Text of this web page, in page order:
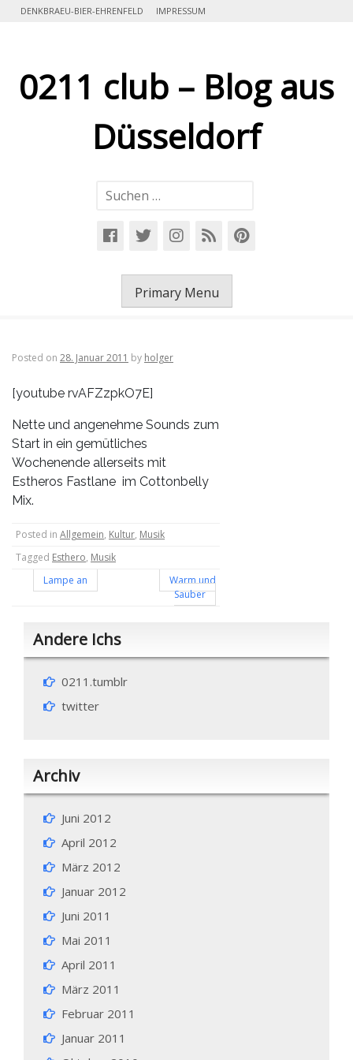
SkipDENKBRAEU-BIER-EHRENFELD IMPRESSUM
0211 club – Blog aus
Düsseldorf
Suchen
Primary Menu
Posted on 28. Januar 2011 by holger
[youtube rvAFZzpkO7E]
Nette und angenehme Sounds zum
Start in ein gemütliches
Wochenende allerseits mit
Estheros Fastlane im Cottonbelly
Mix.
Posted in Allgemein, Kultur, Musik
Tagged Esthero, Musik
Beitragsnavigation
Lampe an
Warm und
Sauber
Andere Ichs
0211.tumblr
twitter
Archiv
Juni 2012
April 2012
März 2012
Januar 2012
Juni 2011
Mai 2011
April 2011
März 2011
Februar 2011
Januar 2011